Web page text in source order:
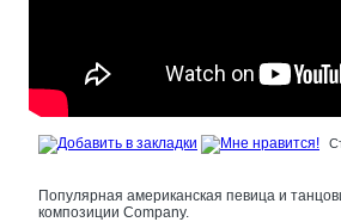
Популярная американская певица и
композиции Company.